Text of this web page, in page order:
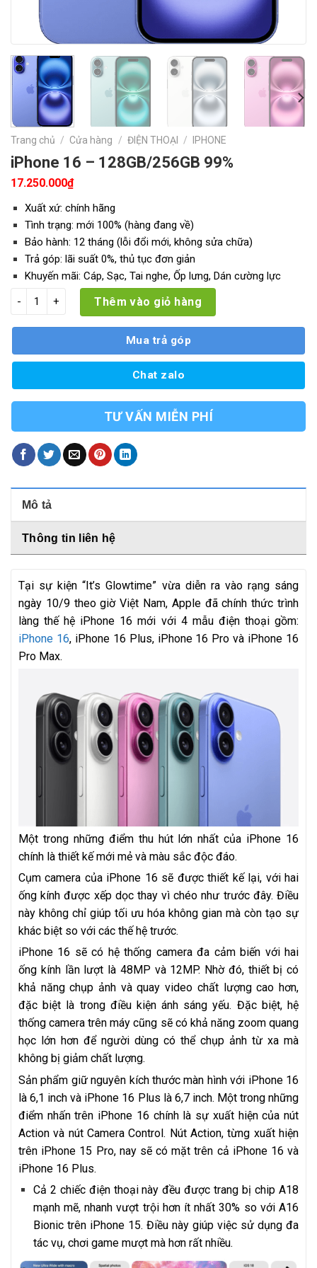
Trang chủ / Cửa hàng / ĐIỆN THOẠI / IPHONE
iPhone 16 – 128GB/256GB 99%
17.250.000₫
Xuất xứ: chính hãng
Tình trạng: mới 100% (hàng đang về)
Bảo hành: 12 tháng (lỗi đổi mới, không sửa chữa)
Trả góp: lãi suất 0%, thủ tục đơn giản
Khuyến mãi: Cáp, Sạc, Tai nghe, Ốp lưng, Dán cường lực
iPhone 16 - 128GB/256GB 99% số lượng
Thêm vào giỏ hàng
Mua trả góp
Chat zalo
TƯ VẤN MIỄN PHÍ
Mô tả
Thông tin liên hệ
Tại sự kiện “It’s Glowtime” vừa diễn ra vào rạng sáng
ngày 10/9 theo giờ Việt Nam, Apple đã chính thức trình
làng thế hệ iPhone 16 mới với 4 mẫu điện thoại gồm:
iPhone 16, iPhone 16 Plus, iPhone 16 Pro và iPhone 16
Pro Max.
Một trong những điểm thu hút lớn nhất của iPhone 16
chính là thiết kế mới mẻ và màu sắc độc đáo.
Cụm camera của iPhone 16 sẽ được thiết kế lại, với hai
ống kính được xếp dọc thay vì chéo như trước đây. Điều
này không chỉ giúp tối ưu hóa không gian mà còn tạo sự
khác biệt so với các thế hệ trước.
iPhone 16 sẽ có hệ thống camera đa cảm biến với hai
ống kính lần lượt là 48MP và 12MP. Nhờ đó, thiết bị có
khả năng chụp ảnh và quay video chất lượng cao hơn,
đặc biệt là trong điều kiện ánh sáng yếu. Đặc biệt, hệ
thống camera trên máy cũng sẽ có khả năng zoom quang
học lớn hơn để người dùng có thể chụp ảnh từ xa mà
không bị giảm chất lượng.
Sản phẩm giữ nguyên kích thước màn hình với iPhone 16
là 6,1 inch và iPhone 16 Plus là 6,7 inch. Một trong những
điểm nhấn trên iPhone 16 chính là sự xuất hiện của nút
Action và nút Camera Control. Nút Action, từng xuất hiện
trên iPhone 15 Pro, nay sẽ có mặt trên cả iPhone 16 và
iPhone 16 Plus.
Cả 2 chiếc điện thoại này đều được trang bị chip A18
mạnh mẽ, nhanh vượt trội hơn ít nhất 30% so với A16
Bionic trên iPhone 15. Điều này giúp việc sử dụng đa
tác vụ, chơi game mượt mà hơn rất nhiều.